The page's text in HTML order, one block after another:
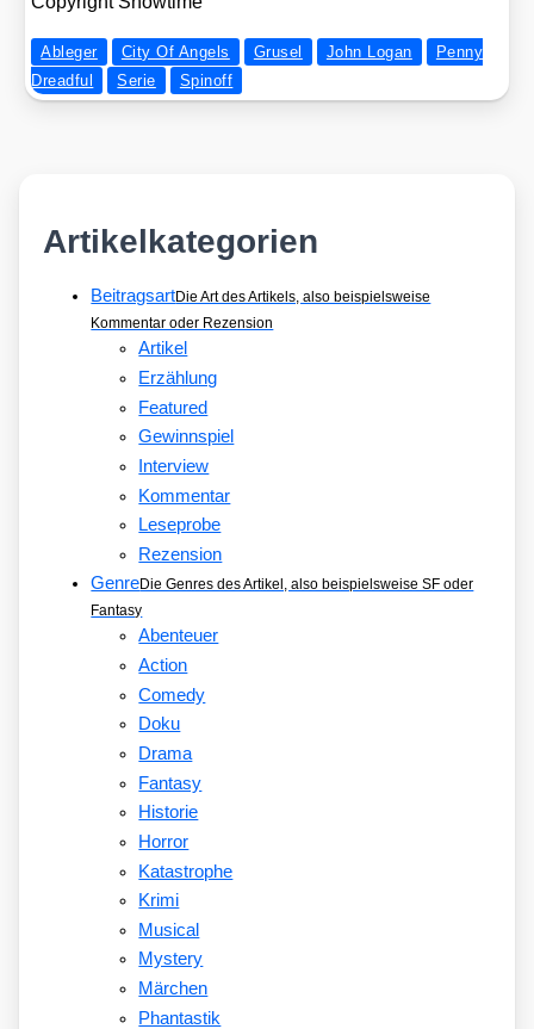
Ableger City Of Angels Grusel John Logan
Penny
Dreadful
Serie Spinoff
Artikelkategorien
BeitragsartDie Art des Artikels, also beispielsweise
Kommentar oder Rezension
Artikel
Erzählung
Featured
Gewinnspiel
Interview
Kommentar
Leseprobe
Rezension
GenreDie Genres des Artikel, also beispielsweise SF oder
Fantasy
Abenteuer
Action
Comedy
Doku
Drama
Fantasy
Historie
Horror
Katastrophe
Krimi
Musical
Mystery
Märchen
Phantastik